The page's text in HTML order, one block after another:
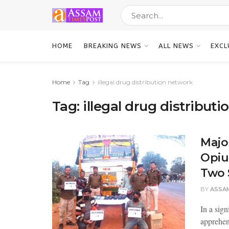
HOME BREAKING NEWS ALL NEWS
Home Tag illegal drug distribution network
Tag: illegal drug
Two
BY
In a